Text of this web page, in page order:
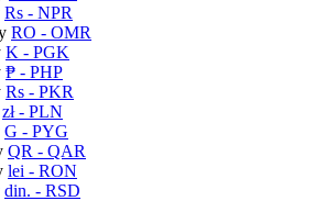
Rs - NPR
RO - OMR
K - PGK
₱ - PHP
Rs - PKR
zł- PLN
G - PYG
QR - QAR
lei - RON
din. - RSD